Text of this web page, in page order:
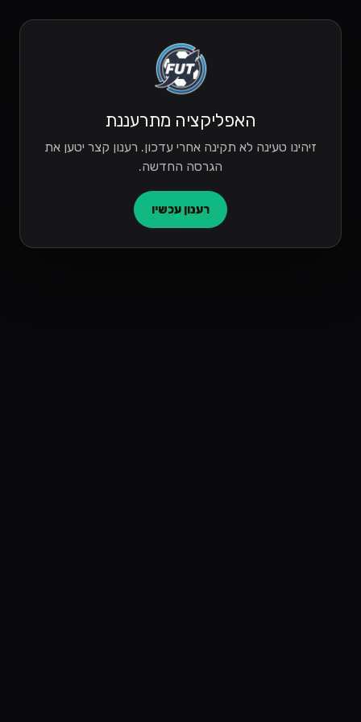
האפליקציה מתרעננת
זיהינו טעינה לא תקינה אחרי עדכון. רענון קצר יטען את
הגרסה החדשה.
רענון עכשיו